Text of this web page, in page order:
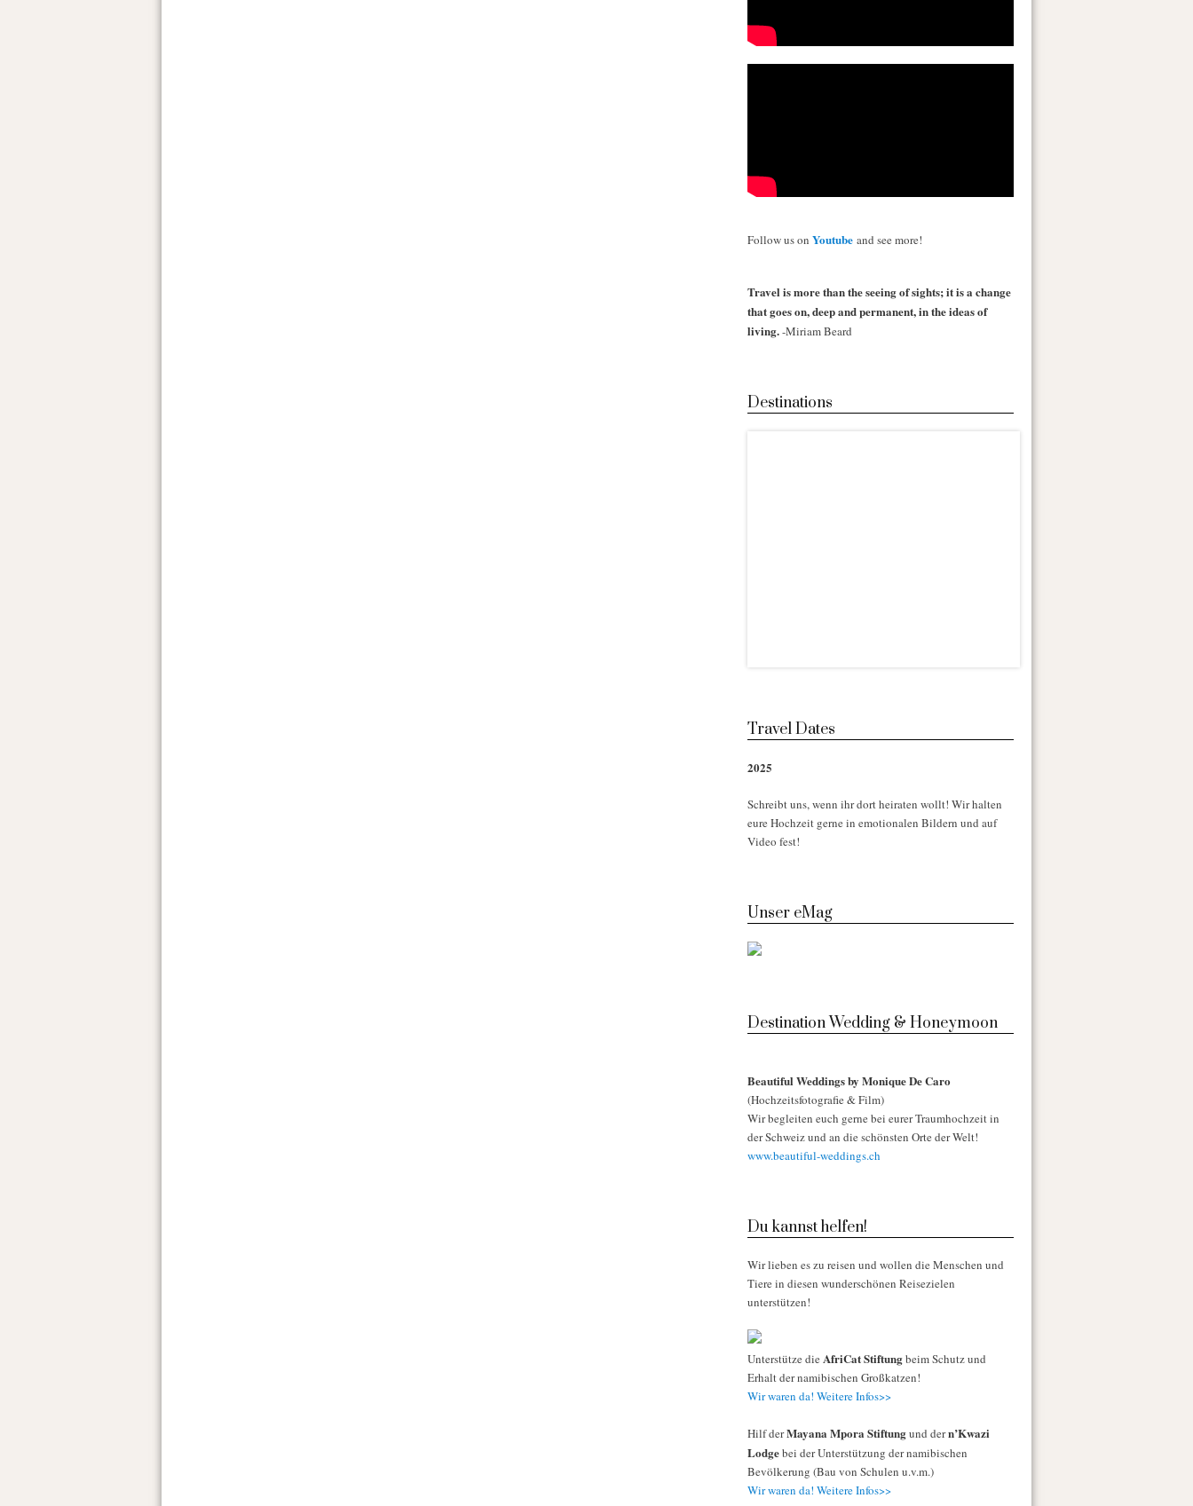
Follow us on Youtube and see more!
Travel is more than the seeing of sights; it is a change
that goes on, deep and permanent, in the ideas of
living.-Miriam Beard
Destinations
Travel Dates
2025
Schreibt uns, wenn ihr dort heiraten wollt! Wir halten
eure Hochzeit gerne in emotionalen Bildern und auf
Video fest!
Unser eMag
Destination Wedding & Honeymoon
Beautiful Weddings by Monique De Caro
(Hochzeitsfotografie & Film)
Wir begleiten euch gerne bei eurer Traumhochzeit in
der Schweiz und an die schönsten Orte der Welt!
www.beautiful-weddings.ch
Du kannst helfen!
Wir lieben es zu reisen und wollen die Menschen und
Tiere in diesen wunderschönen Reisezielen
unterstützen!
Unterstütze die AfriCat Stiftungbeim Schutz und
Erhalt der namibischen Großkatzen!
Wir waren da! Weitere Infos>>
Hilf derMayana Mpora Stiftungund dern’Kwazi
Lodgebei der Unterstützung der namibischen
Bevölkerung (Bau von Schulen u.v.m.)
Wir waren da! Weitere Infos>>